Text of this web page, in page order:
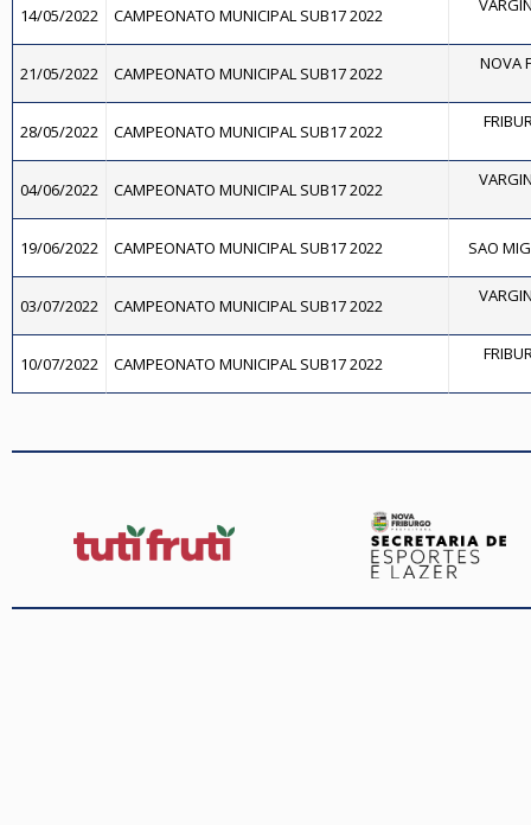
14/05/2022 CAMPEONATO MUNICIPAL SUB17 2022
21/05/2022 CAMPEONATO MUNICIPAL SUB17 2022 NOVA
28/05/2022 CAMPEONATO MUNICIPAL SUB17 2022
04/06/2022 CAMPEONATO MUNICIPAL SUB17 2022
19/06/2022 CAMPEONATO MUNICIPAL SUB17 2022 SAO
03/07/2022 CAMPEONATO MUNICIPAL SUB17 2022
10/07/2022 CAMPEONATO MUNICIPAL SUB17 2022